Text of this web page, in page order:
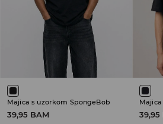
Majica s uzorkom SpongeBob
39,95 BAM 39,95